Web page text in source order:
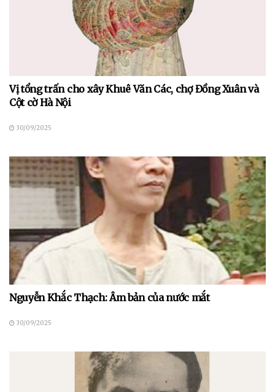
Vị tổng trấn cho xây Khuê Văn Các, chợ Đồng Xuân và
Cột cờ Hà Nội
30/09/2025
Nguyễn Khắc Thạch: Âm bản của nước mắt
30/09/2025